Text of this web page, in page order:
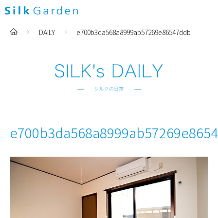
DAILY e700b3da568a8999ab57269e86547ddb